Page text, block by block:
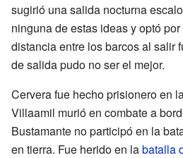
sugirió una salida nocturna
ninguna de estas ideas y optó
distancia entre los barcos al salir
de salida pudo no ser el mejor.
Cervera fue hecho prisionero en
Villaamil murió en combate a
Bustamante no participó en la
en tierra. Fue herido en labatalla